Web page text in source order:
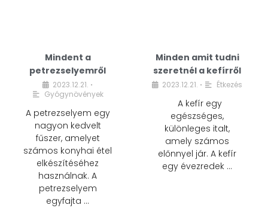
Mindent a
petrezselyemről
2023.12.21. •
Gyógynövények
A petrezselyem egy
nagyon kedvelt
fűszer, amelyet
számos konyhai étel
elkészítéséhez
használnak. A
petrezselyem
egyfajta …
Minden amit tudni
szeretnél a kefírről
2023.12.21. • Étkezés
A kefír egy
egészséges,
különleges italt,
amely számos
előnnyel jár. A kefír
egy évezredek …